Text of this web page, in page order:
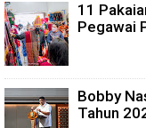
11
Pegawai
Bobby
Tahun